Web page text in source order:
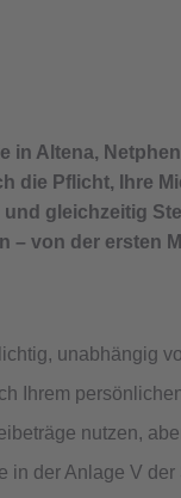
in Altena,
die Pflicht, Ihre
gleichzeitig
– von der ersten
unabhängig
Ihrem
nutzen,
in der Anlage V